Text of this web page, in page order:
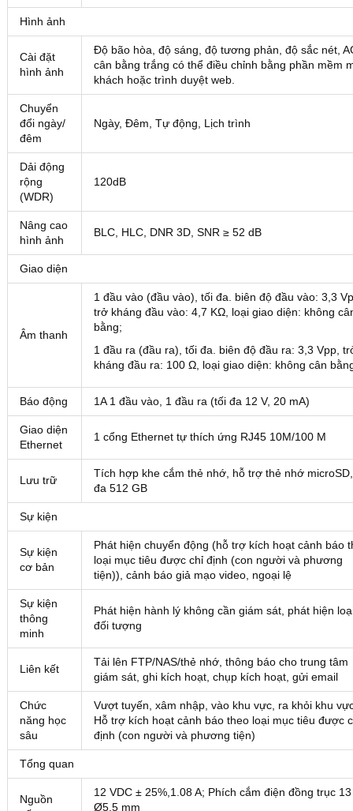
Hình ảnh
Cài đặt
hình ảnh
Độ bão hòa, độ sáng, độ tương phản, độ sắc nét,
cân bằng trắng có thể điều chỉnh bằng phần mềm
khách hoặc trình duyệt web.
Chuyển
đổi ngày/
đêm
Ngày, Đêm, Tự động, Lịch trình
Dải động
rộng
(WDR)
120dB
Nâng cao
hình ảnh
BLC, HLC, DNR 3D, SNR ≥ 52 dB
Giao diện
Âm thanh
1 đầu vào (đầu vào), tối đa. biên độ đầu vào: 3,3
trở kháng đầu vào: 4,7 KΩ, loại giao diện: không
bằng;
1 đầu ra (đầu ra), tối đa. biên độ đầu ra: 3,3 Vpp,
kháng đầu ra: 100 Ω, loại giao diện: không cân
Báo động 1A 1 đầu vào, 1 đầu ra (tối đa 12 V, 20 mA)
Giao diện
Ethernet
1 cổng Ethernet tự thích ứng RJ45 10M/100 M
Lưu trữ
Tích hợp khe cắm thẻ nhớ, hỗ trợ thẻ nhớ
đa 512 GB
Sự kiện
Sự kiện
cơ bản
Phát hiện chuyển động (hỗ trợ kích hoạt cảnh báo
loại mục tiêu được chỉ định (con người và phương
tiện)), cảnh báo giả mạo video, ngoại lệ
Sự kiện
thông
minh
Phát hiện hành lý không cần giám sát, phát hiện
đối tượng
Liên kết
Tải lên FTP/NAS/thẻ nhớ, thông báo cho trung tâm
giám sát, ghi kích hoạt, chụp kích hoạt, gửi email
Chức
năng học
sâu
Vượt tuyến, xâm nhập, vào khu vực, ra khỏi khu
Hỗ trợ kích hoạt cảnh báo theo loại mục tiêu được
định (con người và phương tiện)
Tổng quan
Nguồn
12 VDC ± 25%,1.08 A; Phích cắm điện đồng trục 13
Ø5,5 mm